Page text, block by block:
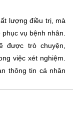
lượng điều trị, mà
vụ bệnh nhân.
được trò chuyện,
việc xét nghiệm.
thông tin cá nhân